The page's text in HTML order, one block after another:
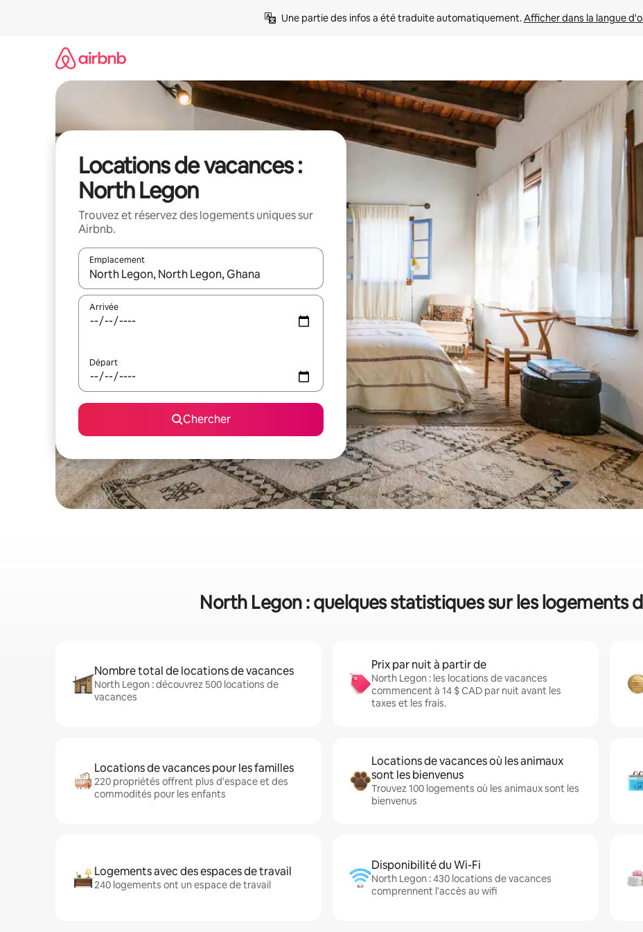
Une partie des infos a été traduite automatiquement. Afficher dans la langue
Locations de vacances :
North Legon
Trouvez et réservez des logements uniques sur
Airbnb.
Emplacement
Quand les résultats sont affichés, parcourez-les en utilisant les flèches vers le haut et vers le bas, ou en appuyant dessus et
Arrivée
Départ
Chercher
North Legon : quelques statistiques sur les logements
Nombre total de locations de vacances
North Legon : découvrez 500 locations de
vacances
Prix par nuit à partir de
North Legon : les locations de vacances
commencent à 14 $ CAD par nuit avant les
taxes et les frais.
Locations de vacances pour les familles
220 propriétés offrent plus d'espace et des
commodités pour les enfants
Locations de vacances où les animaux
sont les bienvenus
Trouvez 100 logements où les animaux sont les
bienvenus
Logements avec des espaces de travail
240 logements ont un espace de travail
Disponibilité du Wi-Fi
North Legon : 430 locations de vacances
comprennent l'accès au wifi